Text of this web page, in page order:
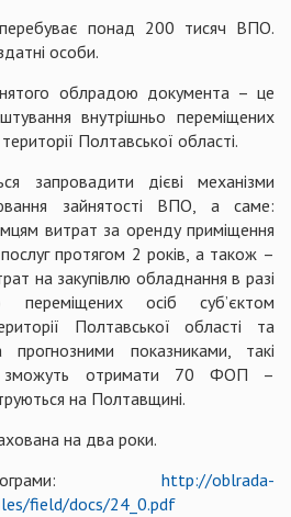
понад 200 тисяч ВПО.
особи.
облрадою документа – це
внутрішньо переміщених
Полтавської області.
запровадити дієві механізми
зайнятості ВПО, а саме:
витрат за оренду приміщення
протягом 2 років, а також –
на закупівлю обладнання в разі
переміщених осіб суб’єктом
Полтавської області та
показниками, такі
зможуть отримати 70 ФОП –
на Полтавщині.
на два роки.
http://oblrada-
field/docs/24_0.pdf